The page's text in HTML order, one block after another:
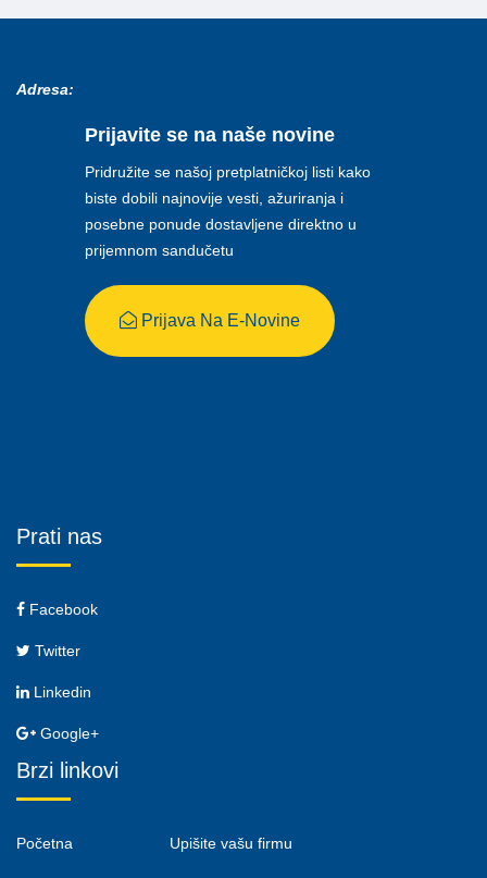
Adresa:
Prijavite se na naše novine
Pridružite se našoj pretplatničkoj listi kako
biste dobili najnovije vesti, ažuriranja i
posebne ponude dostavljene direktno u
prijemnom sandučetu
Prijava Na E-Novine
Prati nas
Facebook
Twitter
Linkedin
Google+
Brzi linkovi
Početna Upišite vašu firmu